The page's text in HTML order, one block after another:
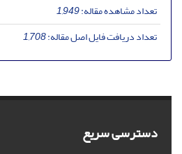
تعداد مشاهده مقاله:1,949
تعداد دریافت فایل اصل مقاله:1,708
دسترسی سریع